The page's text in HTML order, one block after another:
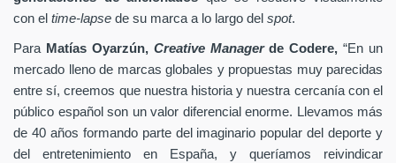
con el time-lapse de su marca a lo largo del spot.
Para Matías Oyarzún, Creative Managerde Codere,“En un
mercado lleno de marcas globales y propuestas muy parecidas
entre sí, creemos que nuestra historia y nuestra cercanía con el
público español son un valor diferencial enorme. Llevamos más
de 40 años formando parte del imaginario popular del deporte y
del entretenimiento en España, y queríamos reivindicar